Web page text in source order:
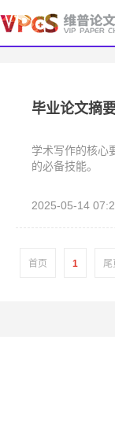
毕业论文摘
学术写作的核心
的必备技能。
2025-05-14
首页 1 尾